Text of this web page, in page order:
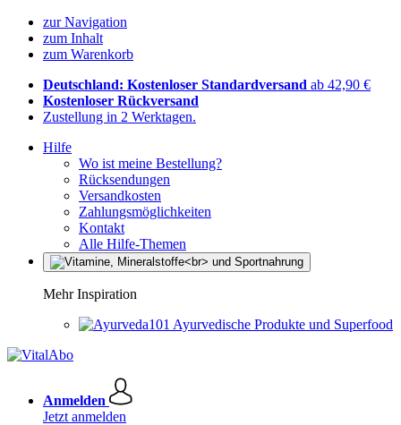
zur Navigation
zum Inhalt
zum Warenkorb
Deutschland: Kostenloser Standardversand ab 42,90 €
Kostenloser Rückversand
Zustellung in 2 Werktagen.
Hilfe
Wo ist meine Bestellung?
Rücksendungen
Versandkosten
Zahlungsmöglichkeiten
Kontakt
Alle Hilfe-Themen
Mehr Inspiration
Ayurvedische Produkte und Superfood
Anmelden
Jetzt anmelden